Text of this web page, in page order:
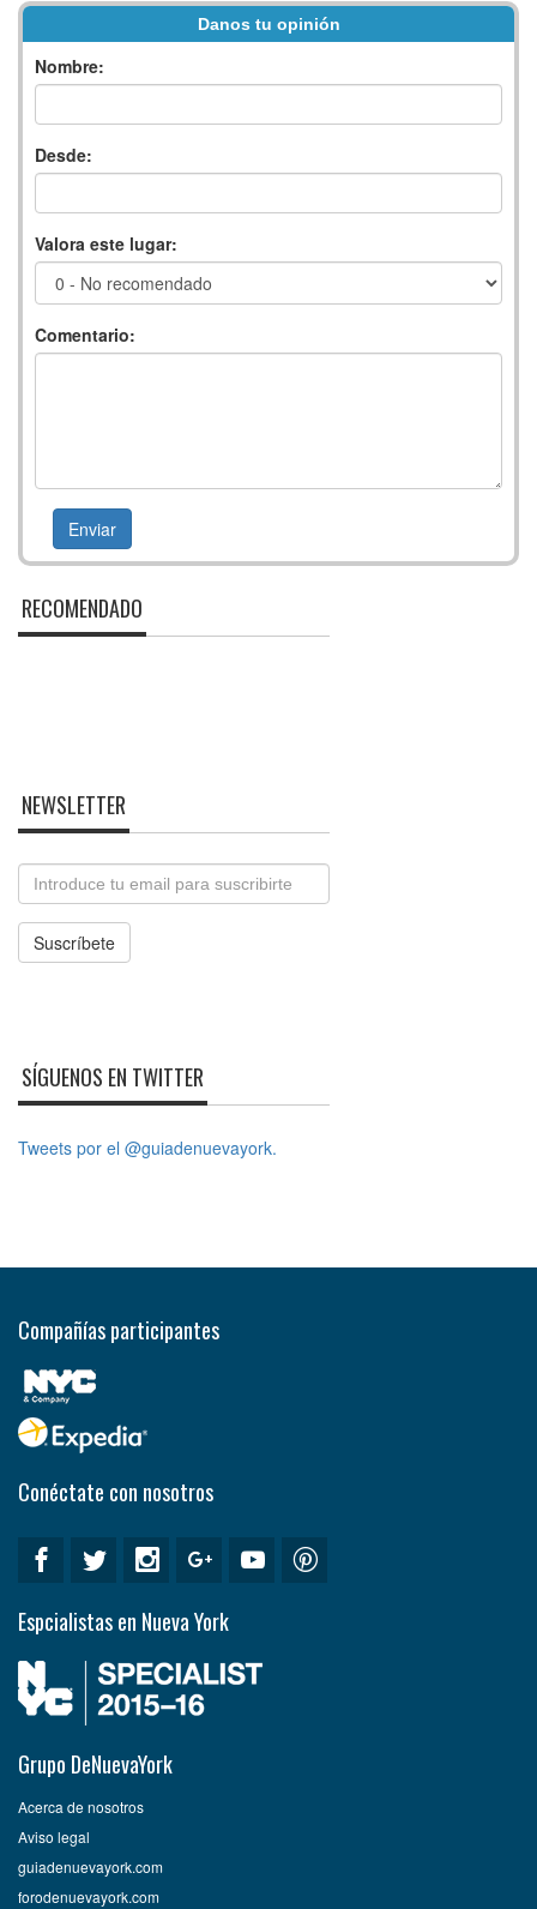
Danos tu opinión
Nombre:
Desde:
Valora este lugar:
Comentario:
RECOMENDADO
NEWSLETTER
Email
Suscríbete
SÍGUENOS EN TWITTER
Tweets por el @guiadenuevayork.
Compañías participantes
Conéctate con nosotros
Espcialistas en Nueva York
Grupo DeNuevaYork
Acerca de nosotros
Aviso legal
guiadenuevayork.com
forodenuevayork.com